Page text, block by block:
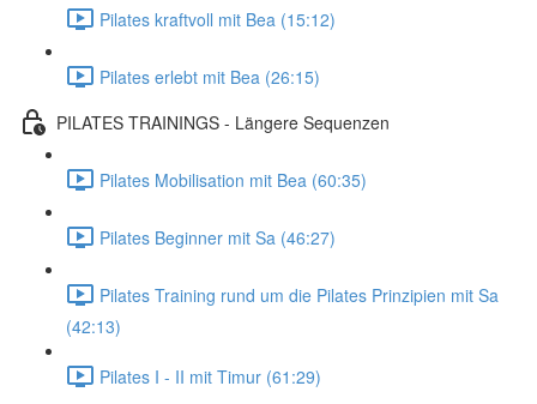
Pilates kraftvoll mit Bea (15:12)
Pilates erlebt mit Bea (26:15)
PILATES TRAININGS - Längere Sequenzen
Pilates Mobilisation mit Bea (60:35)
Pilates Beginner mit Sa (46:27)
Pilates Training rund um die Pilates Prinzipien mit Sa
(42:13)
Pilates I - II mit Timur (61:29)